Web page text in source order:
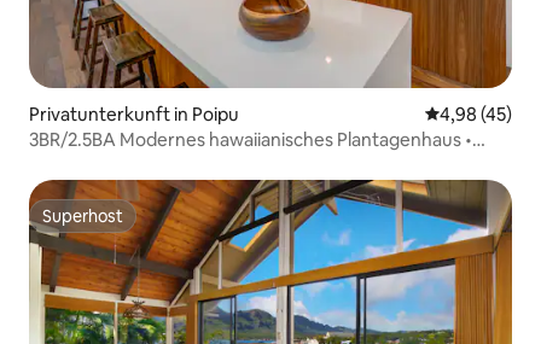
Privatunterkunft in Poipu
4,98 (45)
3BR/2.5BA Modernes hawaiianisches Plantagenhaus •
Superhost
Superhost